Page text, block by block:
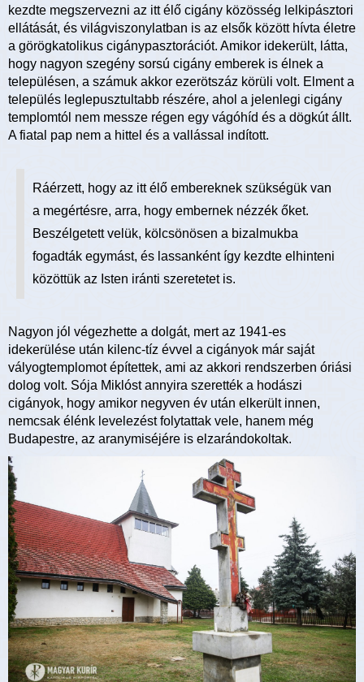
kezdte megszervezni az itt élő cigány közösség lelkipásztori
ellátását, és világviszonylatban is az elsők között hívta életre
a görögkatolikus cigánypasztorációt. Amikor idekerült, látta,
hogy nagyon szegény sorsú cigány emberek is élnek a
településen, a számuk akkor ezerötszáz körüli volt. Elment a
település leglepusztultabb részére, ahol a jelenlegi cigány
templomtól nem messze régen egy vágóhíd és a dögkút állt.
A fiatal pap nem a hittel és a vallással indított.
Ráérzett, hogy az itt élő embereknek szükségük van
a megértésre, arra, hogy embernek nézzék őket.
Beszélgetett velük, kölcsönösen a bizalmukba
fogadták egymást, és lassanként így kezdte elhinteni
közöttük az Isten iránti szeretetet is.
Nagyon jól végezhette a dolgát, mert az 1941-es
idekerülése után kilenc-tíz évvel a cigányok már saját
vályogtemplomot építettek, ami az akkori rendszerben óriási
dolog volt. Sója Miklóst annyira szerették a hodászi
cigányok, hogy amikor negyven év után elkerült innen,
nemcsak élénk levelezést folytattak vele, hanem még
Budapestre, az aranymiséjére is elzarándokoltak.